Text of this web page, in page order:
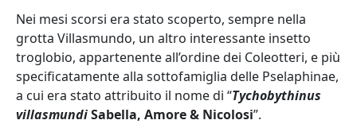
Nei mesi scorsi era stato scoperto, sempre nella
grotta Villasmundo, un altro interessante insetto
troglobio, appartenente all’ordine dei Coleotteri, e più
specificatamente alla sottofamiglia delle Pselaphinae,
a cui era stato attribuito il nome di “Tychobythinus
villasmundiSabella, Amore & Nicolosi”.